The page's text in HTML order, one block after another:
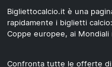
Bigliettocalcio.it è una
rapidamente i biglietti
Coppe europee, ai
Confronta tutte le offerte